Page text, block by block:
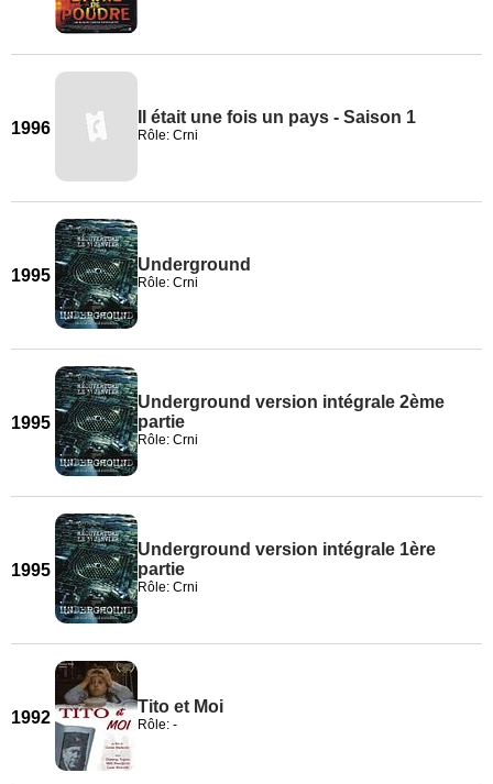
1996
Il était une fois un pays - Saison 1
Rôle: Crni
1995
Underground
Rôle: Crni
1995
Underground version intégrale 2ème
partie
Rôle: Crni
1995
Underground version intégrale 1ère
partie
Rôle: Crni
1992
Tito et Moi
Rôle: -